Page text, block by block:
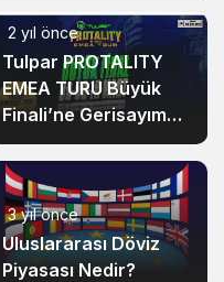
2 yıl önce
Tulpar PROTALITY
EMEA TURU Büyük
Finali’ne Gerisayım
Başladı!
3 yıl önce
Uluslararası Döviz
Piyasası Nedir?